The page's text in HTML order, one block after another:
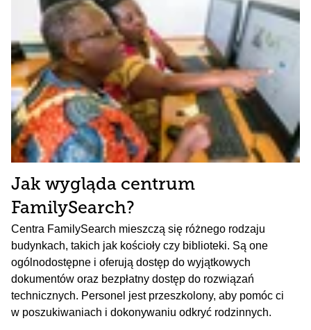
Jak wygląda centrum
FamilySearch?
Centra FamilySearch mieszczą się różnego rodzaju
budynkach, takich jak kościoły czy biblioteki. Są one
ogólnodostępne i oferują dostęp do wyjątkowych
dokumentów oraz bezpłatny dostęp do rozwiązań
technicznych. Personel jest przeszkolony, aby pomóc ci
w poszukiwaniach i dokonywaniu odkryć rodzinnych.